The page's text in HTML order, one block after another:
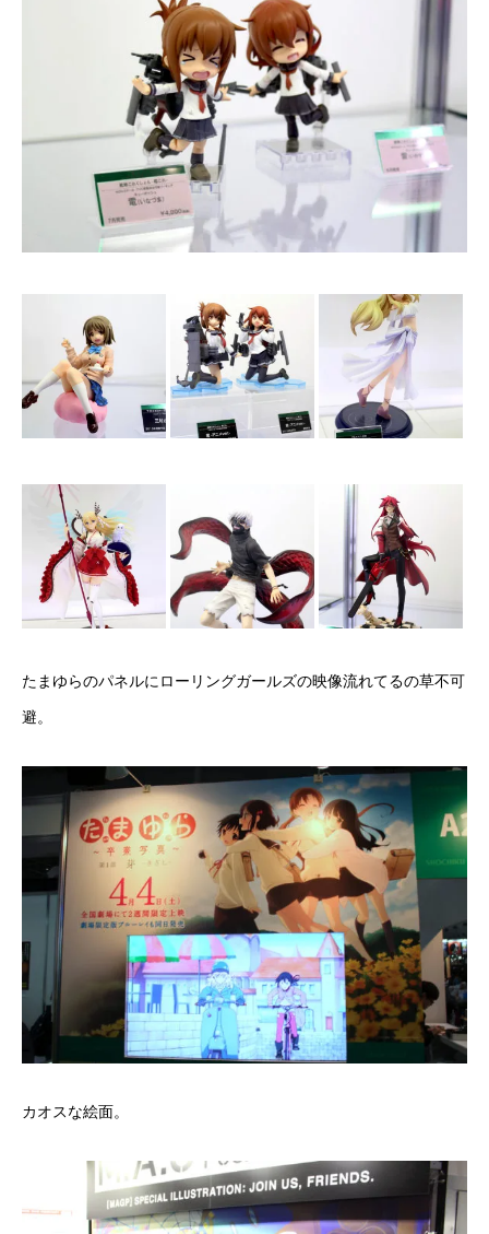
たまゆらのパネルにローリングガールズの映像流れてるの草不可
避。
カオスな絵面。